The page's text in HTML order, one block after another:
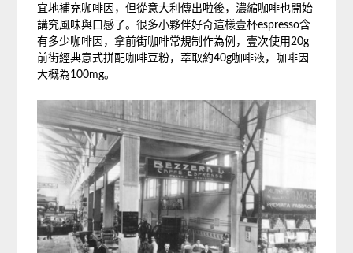
宜地補充咖啡因，但從意大利傳出啦後，濃縮咖啡也開始
講究風味與口感了。很多小夥伴好奇這樣壹杯espresso含
有多少咖啡因，拿前街咖啡常規制作為例，壹次使用20g
前街經典意式拼配咖啡豆粉，萃取約40g咖啡液，咖啡因
大概為100mg。